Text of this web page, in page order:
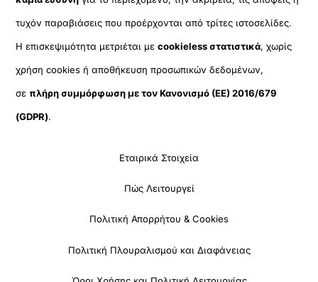
τυχόν παραβιάσεις που προέρχονται από τρίτες ιστοσελίδες.
Η επισκεψιμότητα μετριέται μεcookieless στατιστικά, χωρίς
χρήση cookies ή αποθήκευση προσωπικών δεδομένων,
σεπλήρη συμμόρφωση με τον Κανονισμό (ΕΕ) 2016/679
(GDPR).
Εταιρικά Στοιχεία
Πώς Λειτουργεί
Πολιτική Απορρήτου & Cookies
Πολιτική Πλουραλισμού και Διαφάνειας